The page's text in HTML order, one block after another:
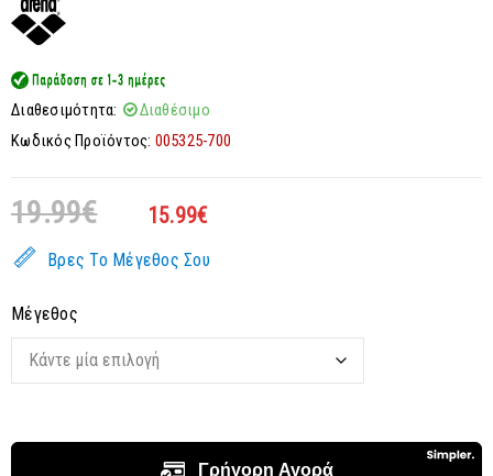
Διαθεσιμότητα:
Διαθέσιμο
Κωδικός Προϊόντος: 005325-700
19.99€ 15.99€
Βρες Το Μέγεθος Σου
Μέγεθος